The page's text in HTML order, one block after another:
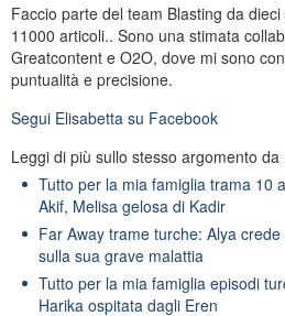
Faccio parte del team Blasting da
11000 articoli.. Sono una stimata
Greatcontent e O2O, dove mi sono
puntualità e precisione.
Segui Elisabetta su Facebook
Leggi di più sullo stesso argomento da
Tutto per la mia famiglia trama 10
Akif, Melisa gelosa di Kadir
Far Away trame turche: Alya
sulla sua grave malattia
Tutto per la mia famiglia episodi
Harika ospitata dagli Eren